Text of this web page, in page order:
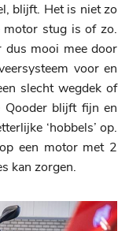
blijft. Het is niet zo
stug is of zo.
dus mooi mee door
voor en
slecht wegdek of
Qooder blijft fijn en
‘hobbels’ op.
een motor met 2
kan zorgen.